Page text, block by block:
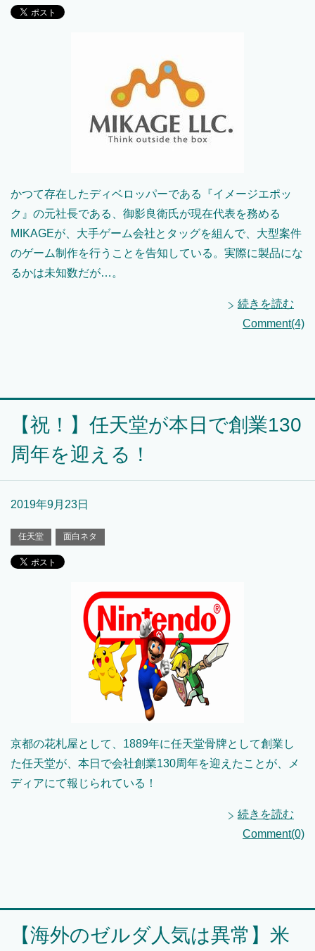
かつて存在したディベロッパーである『イメージエポッ
ク』の元社長である、御影良衛氏が現在代表を務める
MIKAGEが、大手ゲーム会社とタッグを組んで、大型案件
のゲーム制作を行うことを告知している。実際に製品にな
るかは未知数だが…。
続きを読む
Comment(4)
【祝！】任天堂が本日で創業130
周年を迎える！
2019年9月23日
任天堂 面白ネタ
京都の花札屋として、1889年に任天堂骨牌として創業し
た任天堂が、本日で会社創業130周年を迎えたことが、メ
ディアにて報じられている！
続きを読む
Comment(0)
【海外のゼルダ人気は異常】米